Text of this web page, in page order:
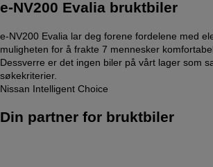
e-NV200 Evalia bruktbiler
e-NV200 Evalia lar deg forene fordelene med
muligheten for å frakte 7 mennesker
Dessverre er det ingen biler på vårt lager som
søkekriterier.
Nissan Intelligent Choice
Din partner for bruktbiler